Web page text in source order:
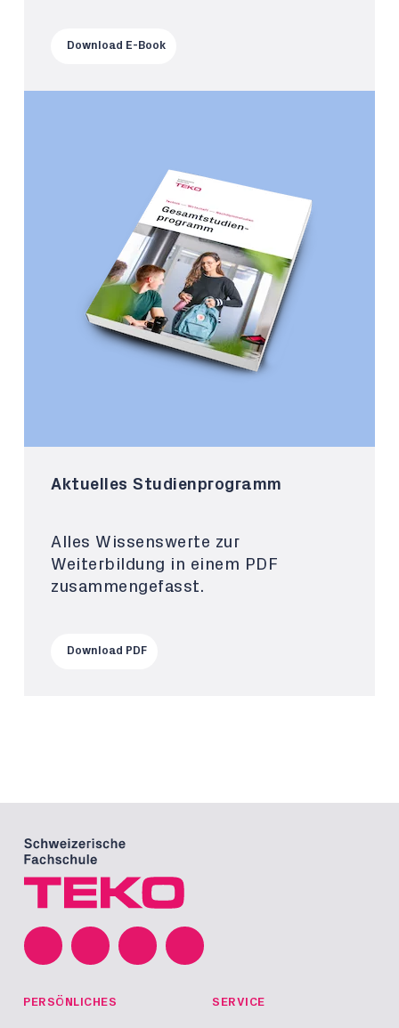
Download E-Book
Aktuelles Studienprogramm
Alles Wissenswerte zur
Weiterbildung in einem PDF
zusammengefasst.
Download PDF
PERSÖNLICHES SERVICE